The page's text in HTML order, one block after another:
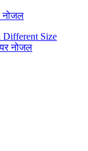
नोजल
नोजल